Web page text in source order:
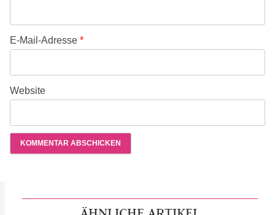
E-Mail-Adresse *
Website